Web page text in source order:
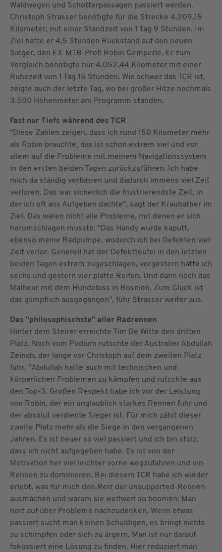
Waldwegen und Schotterpassagen passiert werden.
Christoph Strasser benötigte für die Strecke 4.209,15
Kilometer, mit einer Standzeit von 1 Tag 9 Stunden. Im
Ziel hatte er 4,5 Stunden Rückstand auf den neuen
Sieger, den EX-MTB-Profi Robin Gemperle. Er zum
Vergleich benötigte nur 4.052,44 Kilometer mit einer
Ruhezeit von 1 Tag 15 Stunden. Wie schwer das TCR ist,
zeigte auch der letzte Tag, wo bei großer Hitze nochmals
3.500 Höhenmeter am Programm standen.
Fast nur Tiefs während des TCR
"Diese Zahlen zeigen, dass ich rund 150 Kilometer mehr
als Robin brauchte, das ist schon extrem viel und vor
allem auf die Probleme mit meinem Navigationssystem
in den ersten beiden Tagen zurückzuführen. Ich habe
mich da ständig verfahren und dadurch immens viel Zeit
verloren. Das war sicherlich die frustrierendste Zeit, in
der ich oft ans Aufgeben dachte", sagt der Kraubather im
Ziel. Das waren nicht alle Probleme, mit denen er sich
herumschlagen musste: "Das Handy wurde kaputt,
ebenso meine Radpumpe, wodurch ich bei Defekten viel
Zeit verlor. Generell hat der Defektteufel in den letzten
beiden Tagen extrem zugeschlagen, vorgestern hatte ich
sechs und gestern vier platte Reifen. Und dann noch das
Malheur mit dem Hundebiss in Bosnien. Zum Glück ist
das glimpflich ausgegangen", führ Strasser weiter aus.
Das "philosophischste" aller Radrennen
Hinter dem Steirer erreichte Tim De Witte den dritten
Platz. Noch vom Podium rutschte der Australier Abdullah
Zeinab, der lange vor Christoph auf dem zweiten Platz
fuhr. "Abdullah hatte auch mit technischen und
körperlichen Problemen zu kämpfen und rutschte aus
den Top-3. Großen Respekt habe ich vor der Leistung
von Robin, der ein unglaublich starkes Rennen fuhr und
der absolut verdiente Sieger ist. Für mich zählt dieser
zweite Platz mehr als die Siege in den vergangenen
Jahren. Es ist heuer so viel passiert und ich bin stolz,
dass ich nicht aufgegeben habe. Es ist von der
Motivation her viel leichter vorne wegzufahren und ein
Rennen zu dominieren. Bei diesem TCR habe ich wieder
erlebt, was für mich den Reiz der unsupported-Rennen
ausmachen und warum sie weltweit so boomen: Man
hört auf über Probleme nachzudenken. Wenn etwas
passiert sucht man keinen Schuldigen, es bringt nichts
zu schimpfen oder sich zu ärgern. Man ist nur darauf
fokussiert eine Lösung zu finden. Hier reduziert man